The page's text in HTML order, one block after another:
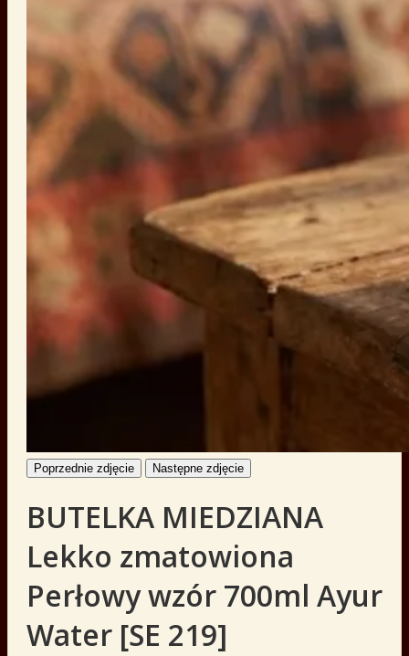
Poprzednie zdjęcie Następne zdjęcie
BUTELKA MIEDZIANA
Lekko zmatowiona
Perłowy wzór 700ml Ayur
Water [SE 219]